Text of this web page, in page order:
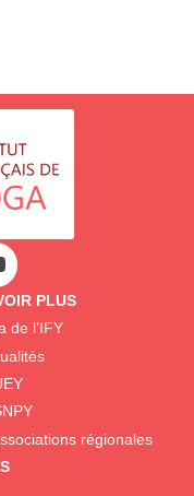
PLUS
de l’IFY
régionales